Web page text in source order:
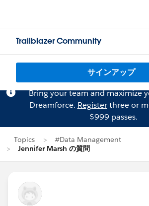
Trailblazer Community
サインアップ
Bring your team and maximize
Dreamforce. Registerthree or
$999 passes.
Topics
#Data Management
Jennifer Marsh の質問